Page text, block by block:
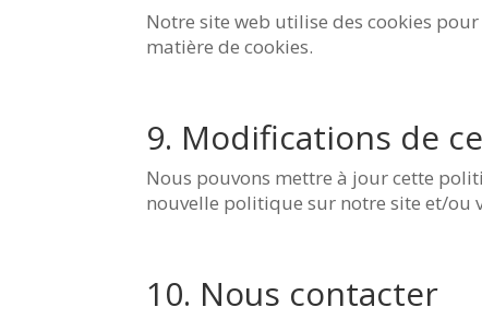
Notre site web utilise des cookies
matière de cookies.
9. Modifications de
Nous pouvons mettre à jour cette
nouvelle politique sur notre site et/ou
10. Nous contacter